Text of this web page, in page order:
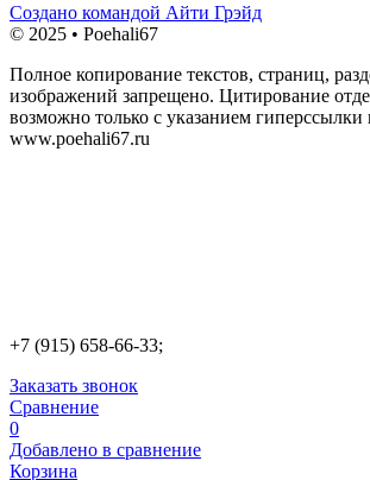
Создано командой Айти Грэйд
© 2025 • Poehali67
Полное копирование текстов, страниц,
изображений запрещено. Цитирование
возможно только с указанием гиперссылки
www.poehali67.ru
+7 (915) 658-66-33;
Заказать звонок
Сравнение
0
Добавлено в сравнение
Корзина